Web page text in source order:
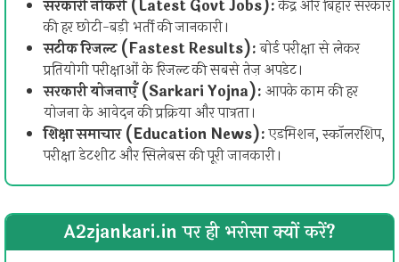
सरकारी नौकरी (Latest Govt Jobs):केंद्र और बिहार सरकार
की हर छोटी-बड़ी भर्ती की जानकारी।
सटीक रिजल्ट (Fastest Results):बोर्ड परीक्षा से लेकर
प्रतियोगी परीक्षाओं के रिजल्ट की सबसे तेज़ अपडेट।
सरकारी योजनाएँ (Sarkari Yojna): आपके काम की हर
योजना के आवेदन की प्रक्रिया और पात्रता।
शिक्षा समाचार (Education News):एडमिशन, स्कॉलरशिप,
परीक्षा डेटशीट और सिलेबस की पूरी जानकारी।
A2zjankari.in पर ही भरोसा क्यों करें?